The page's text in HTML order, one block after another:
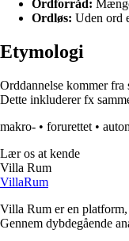
Ordforråd:
Ordløs: Uden ord
Etymologi
Orddannelse kommer fra
Dette inkluderer fx
makro- • forurettet •
Lær os at kende
Villa Rum
VillaRum
Villa Rum er en
Gennem dybdegående